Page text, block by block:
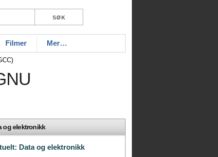
Filmer Mer…
og elektronikk
Data og elektronikk